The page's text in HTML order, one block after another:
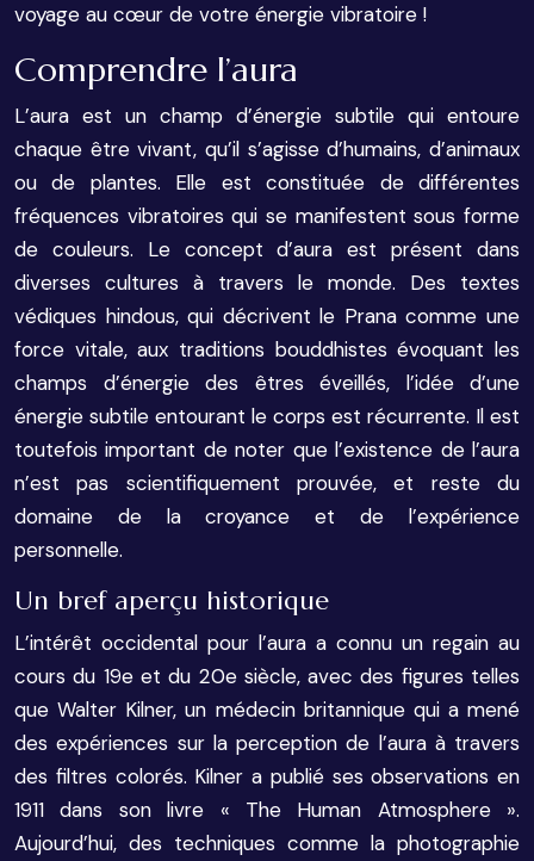
voyage au cœur de votre énergie vibratoire !
Comprendre l’aura
L’aura est un champ d’énergie subtile qui entoure
chaque être vivant, qu’il s’agisse d’humains, d’animaux
ou de plantes. Elle est constituée de différentes
fréquences vibratoires qui se manifestent sous forme
de couleurs. Le concept d’aura est présent dans
diverses cultures à travers le monde. Des textes
védiques hindous, qui décrivent le Prana comme une
force vitale, aux traditions bouddhistes évoquant les
champs d’énergie des êtres éveillés, l’idée d’une
énergie subtile entourant le corps est récurrente. Il est
toutefois important de noter que l’existence de l’aura
n’est pas scientifiquement prouvée, et reste du
domaine de la croyance et de l’expérience
personnelle.
Un bref aperçu historique
L’intérêt occidental pour l’aura a connu un regain au
cours du 19e et du 20e siècle, avec des figures telles
que Walter Kilner, un médecin britannique qui a mené
des expériences sur la perception de l’aura à travers
des filtres colorés. Kilner a publié ses observations en
1911 dans son livre « The Human Atmosphere ».
Aujourd’hui, des techniques comme la photographie